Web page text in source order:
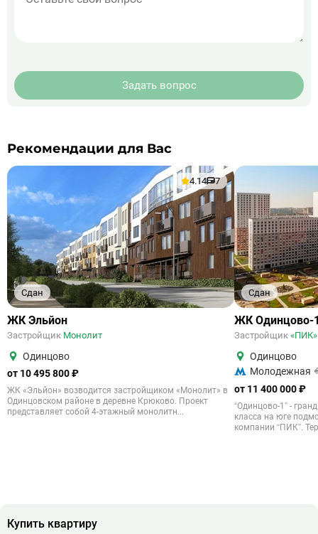
Задать вопрос
Рекомендации для Вас
Сдан
4.14 7
ЖК Эльйон
Застройщик Монолит
Одинцово
от 10 495 800 ₽
ЖК «Эльйон» возводится застройщиком «Монолит» в
Одинцовском районе в деревне Крюково. Проект
представляет собой 4-этажный монолитн...
Сдан
ЖК Одинцово-
Застройщик «ПИК»
Одинцово
Молодежная
от 11 400 000 ₽
“Одинцово-1” -
класса на юге
компании “ПИК”.
Купить квартиру